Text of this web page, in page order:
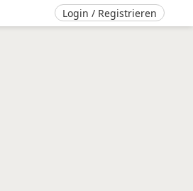
Login / Registrieren